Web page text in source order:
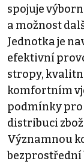
spojuje
a možnost
Jednotka je
efektivní
stropy,
komfortním
podmínky
distribuci
Významnou
bezprostřední